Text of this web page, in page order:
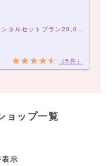
袴フォトプラン19,800円（税込）袴7点レンタルセットプラン20,000円（税込）～
（5件）
ョップ一覧
示